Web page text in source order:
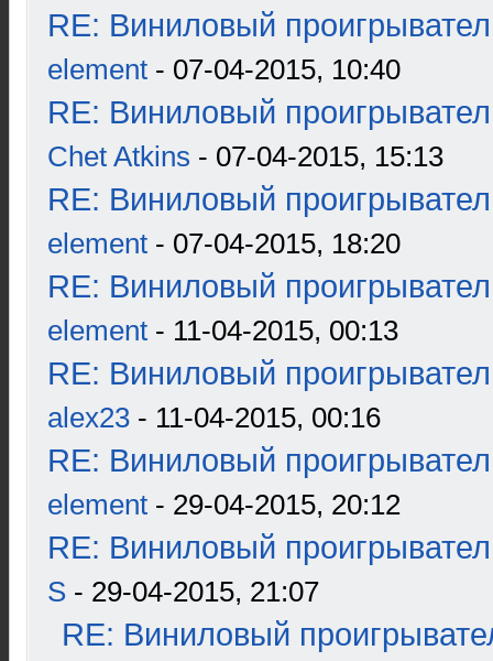
RE: Виниловый
element - 07-04-2015, 10:40
RE: Виниловый
Chet Atkins - 07-04-2015, 15:13
RE: Виниловый
element - 07-04-2015, 18:20
RE: Виниловый
element - 11-04-2015, 00:13
RE: Виниловый
alex23 - 11-04-2015, 00:16
RE: Виниловый
element - 29-04-2015, 20:12
RE: Виниловый
S - 29-04-2015, 21:07
RE: Виниловый